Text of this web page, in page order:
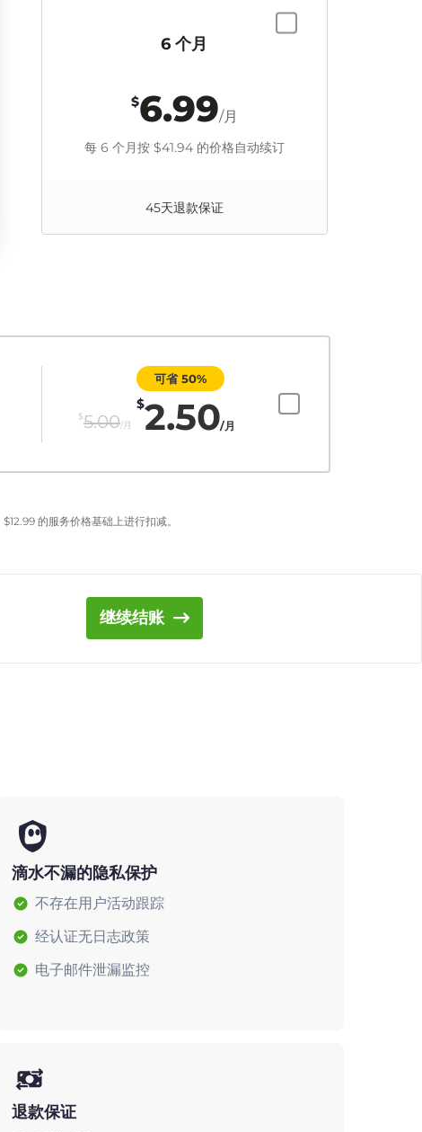
6 个月
$6.99/月
每 6 个月按 $41.94的价格自动续订
45天退款保证
$5.00/月
可省 50%
$2.50/月
$12.99的服务价格基础上进行扣减。
继续结账
滴水不漏的隐私保护
不存在用户活动跟踪
经认证无日志政策
电子邮件泄漏监控
退款保证